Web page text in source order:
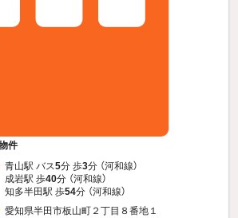
件
青山駅 バス5分 歩3分 （河和線）
成岩駅 歩40分 （河和線）
知多半田駅 歩54分 （河和線）
愛知県半田市板山町２丁目８番地１